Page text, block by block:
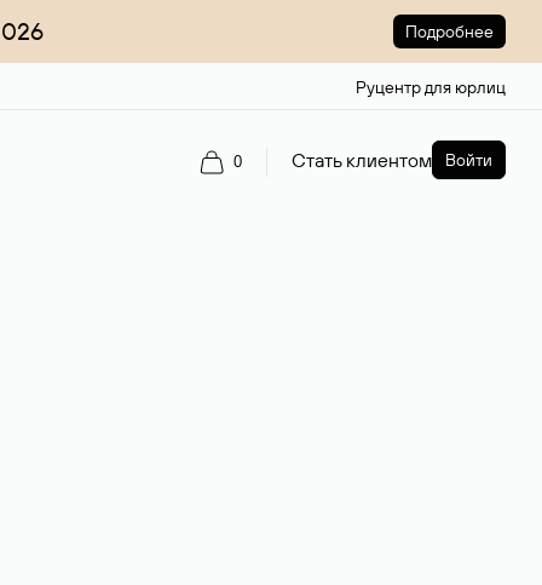
Подробнее
Руцентр для юрлиц
0 Стать клиентом Войти